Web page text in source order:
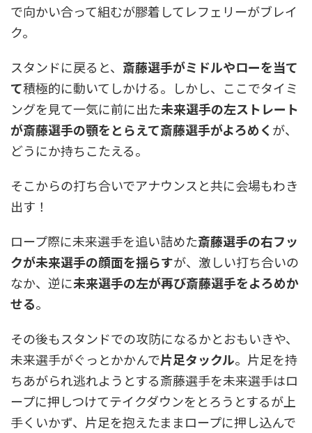
で向かい合って組むが膠着してレフェリーがブレイ
ク。
スタンドに戻ると、 斎藤選手がミドルやローを当て
て積極的に動いてしかける。しかし、ここでタイミ
ングを見て一気に前に出た未来選手の左ストレート
が斎藤選手の顎をとらえて斎藤選手がよろめく が、
どうにか持ちこたえる。
そこからの打ち合いでアナウンスと共に会場もわき
出す！
ロープ際に未来選手を追い詰めた斎藤選手の右フッ
クが未来選手の顔面を揺らすが、激しい打ち合いの
なか、逆に未来選手の左が再び斎藤選手をよろめか
せる。
その後もスタンドでの攻防になるかとおもいきや、
未来選手がぐっとかかんで片足タックル。片足を持
ちあがられ逃れようとする斎藤選手を未来選手はロ
ープに押しつけてテイクダウンをとろうとするが上
手くいかず、片足を抱えたままロープに押し込んで